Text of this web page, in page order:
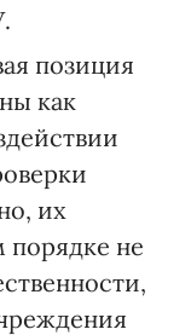
позиция
как
их
порядке не